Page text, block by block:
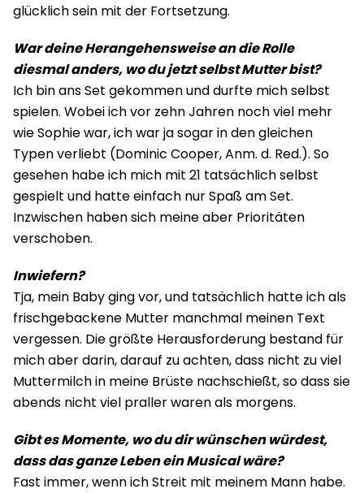
glücklich sein mit der Fortsetzung.
War deine Herangehensweise an die Rolle
diesmal anders, wo du jetzt selbst Mutter bist?
Ich bin ans Set gekommen und durfte mich selbst
spielen. Wobei ich vor zehn Jahren noch viel mehr
wie Sophie war, ich war ja sogar in den gleichen
Typen verliebt (Dominic Cooper, Anm. d. Red.). So
gesehen habe ich mich mit 21 tatsächlich selbst
gespielt und hatte einfach nur Spaß am Set.
Inzwischen haben sich meine aber Prioritäten
verschoben.
Inwiefern?
Tja, mein Baby ging vor, und tatsächlich hatte ich als
frischgebackene Mutter manchmal meinen Text
vergessen. Die größte Herausforderung bestand für
mich aber darin, darauf zu achten, dass nicht zu viel
Muttermilch in meine Brüste nachschießt, so dass sie
abends nicht viel praller waren als morgens.
Gibt es Momente, wo du dir wünschen würdest,
dass das ganze Leben ein Musical wäre?
Fast immer, wenn ich Streit mit meinem Mann habe.